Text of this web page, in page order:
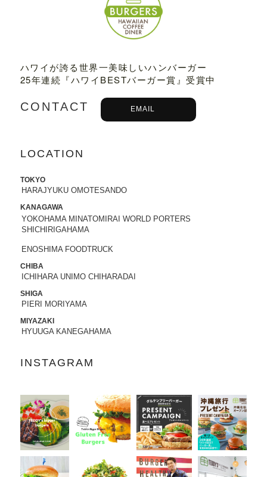
7/13-7/18まで、阪急うめだ本店に、TEDD
Y'S BIGGER BURGERSが期間限定でOP
2022.06.09
6/10（金）より、ユニクロ原宿店アニ
ハワイ抽選会への商品提供にて参加いた
詳しくはこちら
6/7より、ジェイアール名古屋タカシマヤ
2022.05.25
昭文社 国内観光旅行情報サイト『MAPPL
Eトラベルガイド』 に、原宿表参道店が
掲載されました。
日頃より、テディーズビガーバーガーを
ます。
世界的な物流網の混乱により、ポテトの
輸入遅延が発生しております。当面の
更させていただきます。ご利用のお客様
には大変ご不便をおかけいたしますが、
げます。
2022.04.04
「東京カレンダー」2022年5月号に、中目
黒店の
「5倍激辛バーガー」が掲載されま
した。
ハワイが誇る世界一美味しいハンバーガー
25年連続『ハワイBESTバーガー賞』受賞中
CONTACT EMAIL
LOCATION
TOKYO
HARAJYUKU OMOTESANDO
KANAGAWA
YOKOHAMA MINATOMIRAI WORLD PORTERS
SHICHIRIGAHAMA
ENOSHIMA FOODTRUCK
CHIBA
ICHIHARA UNIMO CHIHARADAI
SHIGA
PIERI MORIYAMA
MIYAZAKI
HYUUGA KANEGAHAMA
INSTAGRAM